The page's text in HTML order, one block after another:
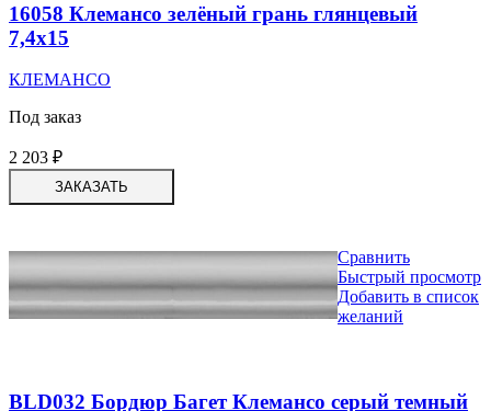
16058 Клемансо зелёный грань глянцевый
7,4х15
КЛЕМАНСО
Под заказ
2 203 ₽
ЗАКАЗАТЬ
Сравнить
Быстрый просмотр
Добавить в список
желаний
BLD032 Бордюр Багет Клемансо серый темный